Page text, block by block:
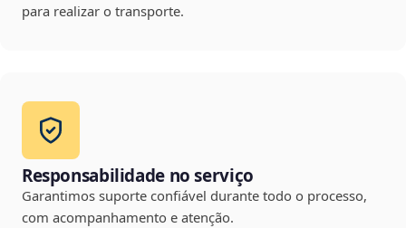
para realizar o transporte.
Responsabilidade no serviço
Garantimos suporte confiável durante todo o processo,
com acompanhamento e atenção.